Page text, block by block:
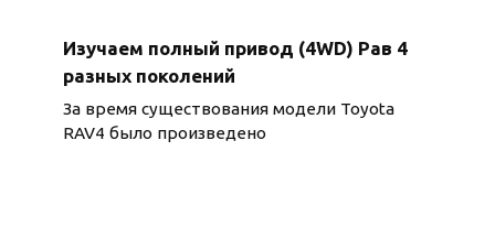
Изучаем полный привод (4WD) Рав 4
разных поколений
За время существования модели Toyota
RAV4 было произведено